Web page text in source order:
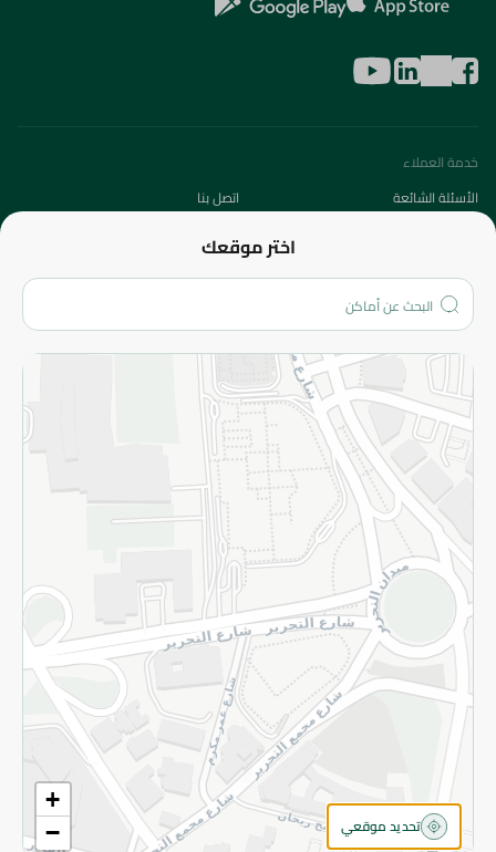
اختر موقعك
+
−
تحديد موقعي
خدمة العملاء
الأسئلة الشائعة
اتصل بنا
من نحن؟
الفروع
المزيد
الاسترجاع
سياسة الاستخدام
سياسة الخصوصية
قم بالتسجيل للنشرة
©2026 - Spinneys | جميع الحقوق محفوظة